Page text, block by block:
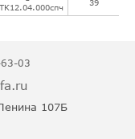
39
03
107Б